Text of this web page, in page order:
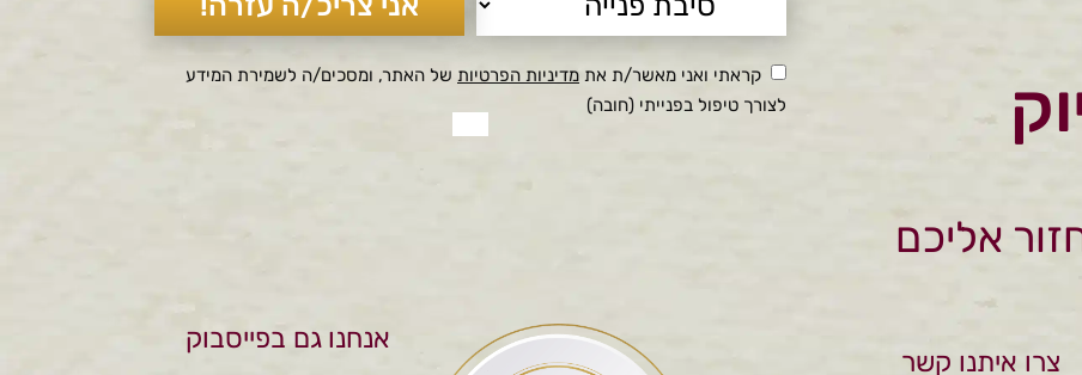
אליכם
קראתי ואני מאשר/ת את מדיניות הפרטיותשל האתר, ומסכים/ה לשמירת המידע
לצורך טיפול בפנייתי (חובה)
צרו איתנו קשר
אנחנו גם בפייסבוק